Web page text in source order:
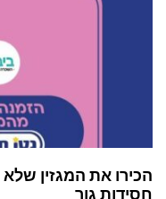
הכירו את המגזין
חסידות גור